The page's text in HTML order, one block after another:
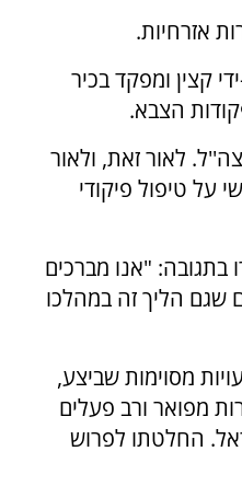
אזרחיות.
קצין ומפקד בכיר
הצבא.
לאור זאת, ולאור
טיפול פיקודי
בתגובה: "אנו מברכים
הליך זה במהלכו
מסוימות שביצע,
מפואר ורב פעלים
החלטתו לפרוש